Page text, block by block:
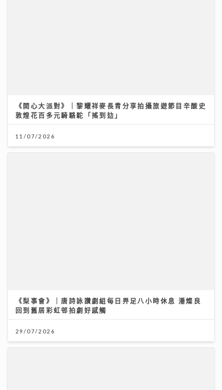
《開心大派對》｜黎耀祥麥長青分享拍攝旅遊節目辛酸史
敦煌花百多元騎駱駝「搖到攰」
11/07/2026
《梨事會》｜唐詩詠讚劇組每日畀足八小時休息 潘燦良
回到舊居彩虹邨拍劇好感觸
29/07/2026